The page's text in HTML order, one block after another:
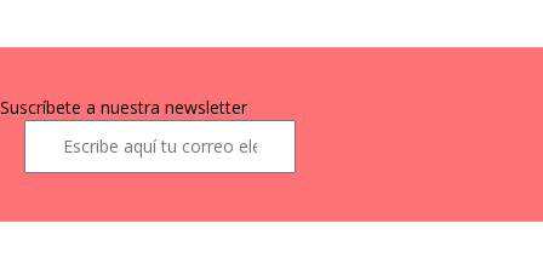
opciones
Suscríbete a nuestra newsletter